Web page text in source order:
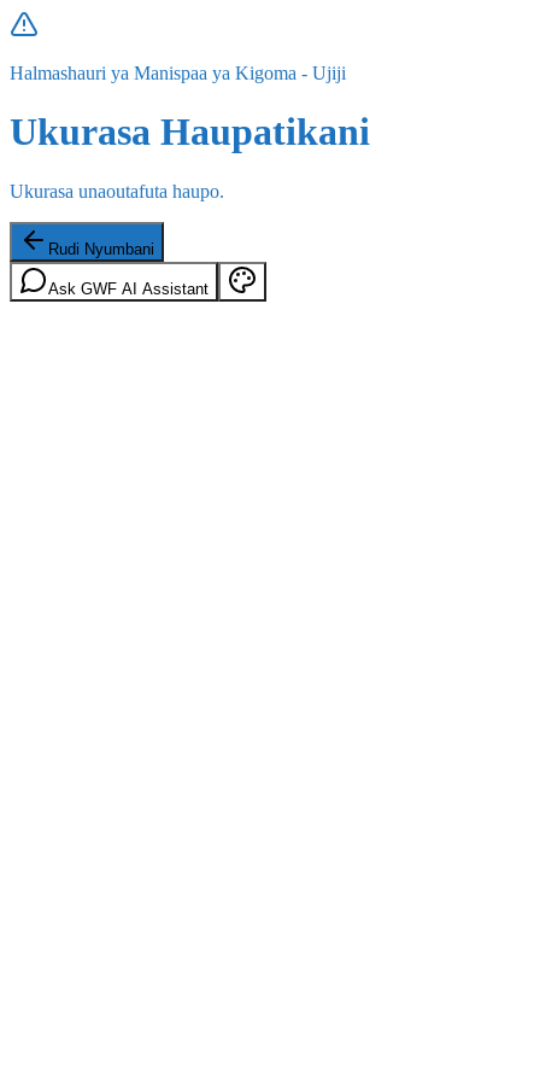
Halmashauri ya Manispaa ya Kigoma - Ujiji
Ukurasa Haupatikani
Ukurasa unaoutafuta haupo.
Rudi Nyumbani
Ask GWF AI Assistant